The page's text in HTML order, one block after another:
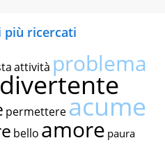
più ricercati
attività problema
divertente
permettereacume
bello amore paura